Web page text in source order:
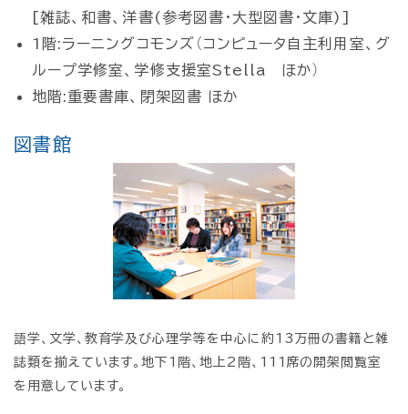
[雑誌、和書、洋書(参考図書・大型図書・文庫)]
1階:ラーニングコモンズ（コンピュータ自主利用室、グ
ループ学修室、学修支援室Stella ほか）
地階:重要書庫、閉架図書 ほか
図書館
語学、文学、教育学及び心理学等を中心に約13万冊の書籍と雑
誌類を揃えています。地下1階、地上2階、111席の開架閲覧室
を用意しています。